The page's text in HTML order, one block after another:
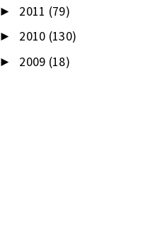
► 2011 (79)
► 2010 (130)
► 2009 (18)